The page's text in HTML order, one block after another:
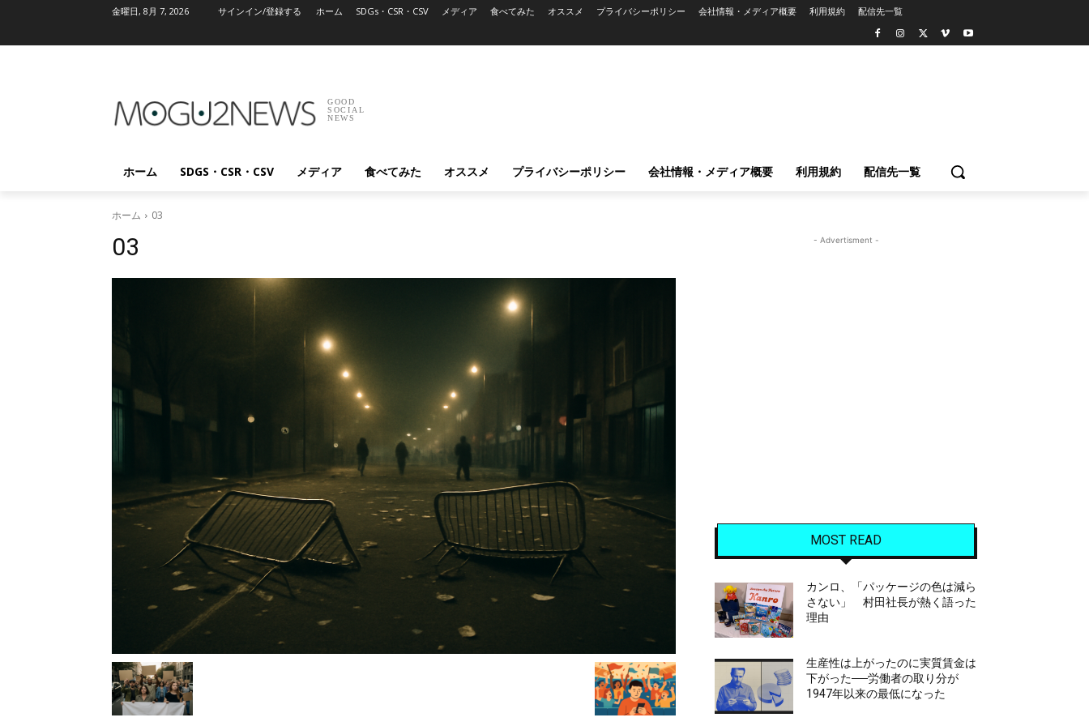
金曜日, 8月 7, 2026 サインイン/登録する ホーム SDGs・CSR・CSV メディア 食べてみた オススメ プライバシーポリシー 会社情報・メディア概要 利用規約 配信先一覧
GOOD
SOCIAL
NEWS
ホーム SDGS・CSR・CSV メディア 食べてみた オススメ プライバシーポリシー 会社情報・メディア概要 利用規約 配信先一覧
ホーム 03
03 - Advertisment -
MOST READ
カンロ、「パッケージの色は減ら
さない」 村田社長が熱く語った
理由
生産性は上がったのに実質賃金は
下がった──労働者の取り分が
1947年以来の最低になった